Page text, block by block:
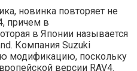
новинка повторяет не
причем в
в Японии называется
Компания Suzuki
модификацию, поскольку
версии RAV4.